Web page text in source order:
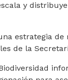
y
estrategia
de la